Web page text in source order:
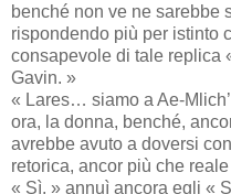
benché non ve ne sarebbe
rispondendo più per istinto
consapevole di tale
Gavin. »
« Lares… siamo a Ae-
ora, la donna, benché,
avrebbe avuto a doversi
retorica, ancor più che
« Sì. » annuì ancora egli «